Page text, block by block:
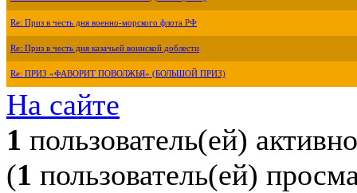
Re: Приз в честь дня военно-морского флота РФ
Re: Приз в честь дня казачьей воинской доблести
Re: ПРИЗ «ФАВОРИТ ПОВОЛЖЬЯ» (БОЛЬШОЙ ПРИЗ)
На сайте
1 пользователь(ей) активно
(1 пользователь(ей)